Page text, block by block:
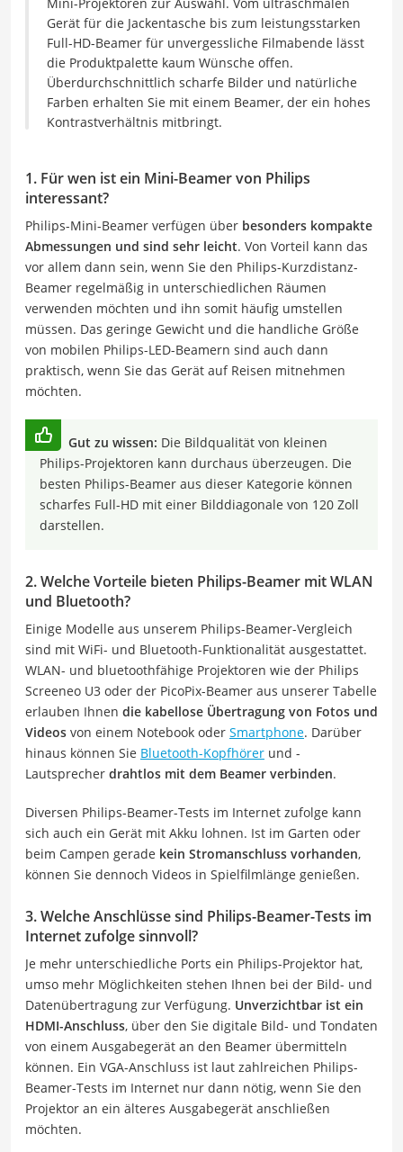
Gerät für die Jackentasche bis zum leistungsstarken
Full-HD-Beamer für unvergessliche Filmabende lässt
die Produktpalette kaum Wünsche offen.
Überdurchschnittlich scharfe Bilder und natürliche
Farben erhalten Sie mit einem Beamer, der ein hohes
Kontrastverhältnis mitbringt.
1. Für wen ist ein Mini-Beamer von Philips
interessant?
Philips-Mini-Beamer verfügen über besonders kompakte
Abmessungen und sind sehr leicht. Von Vorteil kann das
vor allem dann sein, wenn Sie den Philips-Kurzdistanz-
Beamer regelmäßig in unterschiedlichen Räumen
verwenden möchten und ihn somit häufig umstellen
müssen. Das geringe Gewicht und die handliche Größe
von mobilen Philips-LED-Beamern sind auch dann
praktisch, wenn Sie das Gerät auf Reisen mitnehmen
möchten.
Gut zu wissen: Die Bildqualität von kleinen
Philips-Projektoren kann durchaus überzeugen. Die
besten Philips-Beamer aus dieser Kategorie können
scharfes Full-HD mit einer Bilddiagonale von 120 Zoll
darstellen.
2. Welche Vorteile bieten Philips-Beamer mit WLAN
und Bluetooth?
Einige Modelle aus unserem Philips-Beamer-Vergleich
sind mit WiFi- und Bluetooth-Funktionalität ausgestattet.
WLAN- und bluetoothfähige Projektoren wie der Philips
Screeneo U3 oder der PicoPix-Beamer aus unserer Tabelle
erlauben Ihnen die kabellose Übertragung von Fotos und
Videos von einem Notebook oder Smartphone. Darüber
hinaus können Sie Bluetooth-Kopfhörer und -
Lautsprecher drahtlos mit dem Beamer verbinden.
Diversen Philips-Beamer-Tests im Internet zufolge kann
sich auch ein Gerät mit Akku lohnen. Ist im Garten oder
beim Campen gerade kein Stromanschluss vorhanden,
können Sie dennoch Videos in Spielfilmlänge genießen.
3. Welche Anschlüsse sind Philips-Beamer-Tests im
Internet zufolge sinnvoll?
Je mehr unterschiedliche Ports ein Philips-Projektor hat,
umso mehr Möglichkeiten stehen Ihnen bei der Bild- und
Datenübertragung zur Verfügung. Unverzichtbar ist ein
HDMI-Anschluss, über den Sie digitale Bild- und Tondaten
von einem Ausgabegerät an den Beamer übermitteln
können. Ein VGA-Anschluss ist laut zahlreichen Philips-
Beamer-Tests im Internet nur dann nötig, wenn Sie den
Projektor an ein älteres Ausgabegerät anschließen
möchten.